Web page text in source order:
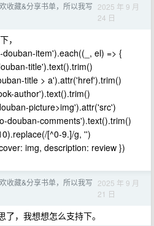
收藏&分享书单，所以我写 2025 年 9 月
24 日
，
item').each((_, el) => {
title').text().trim()
title > a').attr('href').trim()
author').text().trim()
picture>img').attr('src')
douban-comments').text().trim()
[^0-9.]/g, '')
img, description: review })
收藏&分享书单，所以我写 2025 年 9 月
21 日
，我想想怎么支持下。